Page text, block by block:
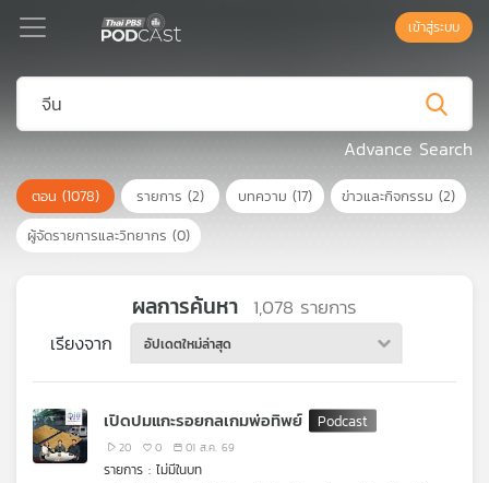
Podcast
เพล
ย์
ลิ
เพล
สต์
เข้าสู่ระบบ
Advance Search
ตอน (1078) รายการ (2) บทความ (17) ข่าวและกิจกรรม (2)
ผู้จัดรายการและวิทยากร (0)
ผลการค้นหา 1,078 รายการ
เรียงจาก อัปเดตใหม่ล่าสุด
เปิดปมแกะรอยกลเกมพ่อทิพย์
20 0 01 ส.ค. 69
รายการ : ไม่มีในบท